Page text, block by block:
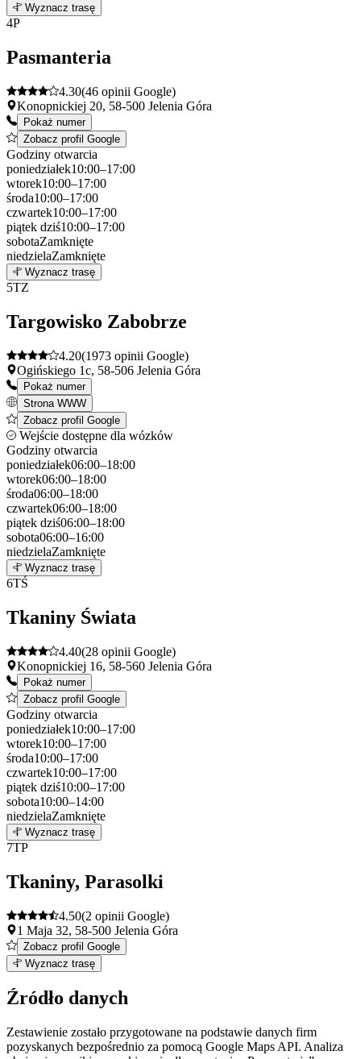
+
Wyznacz trasę
4P
Pasmanteria
4.30(46 opinii Google)
Konopnickiej 20, 58-500 Jelenia Góra
Pokaż numer
Zobacz profil Google
Godziny otwarcia
poniedziałek10:00–17:00
wtorek10:00–17:00
środa10:00–17:00
czwartek10:00–17:00
piątek dziś10:00–17:00
sobotaZamknięte
niedzielaZamknięte
+
Wyznacz trasę
5TZ
Targowisko Zabobrze
4.20(1973 opinii Google)
Ogińskiego 1c, 58-506 Jelenia Góra
Pokaż numer
Strona WWW
Zobacz profil Google
Wejście dostępne dla wózków
Godziny otwarcia
poniedziałek06:00–18:00
wtorek06:00–18:00
środa06:00–18:00
czwartek06:00–18:00
piątek dziś06:00–18:00
sobota06:00–16:00
niedzielaZamknięte
+
−
Wyznacz trasę
6TŚ
Tkaniny Świata
4.40(28 opinii Google)
Konopnickiej 16, 58-560 Jelenia Góra
Pokaż numer
Zobacz profil Google
Godziny otwarcia
poniedziałek10:00–17:00
wtorek10:00–17:00
środa10:00–17:00
czwartek10:00–17:00
piątek dziś10:00–17:00
sobota10:00–14:00
niedzielaZamknięte
+
−
Wyznacz trasę
7TP
Tkaniny, Parasolki
4.50(2 opinii Google)
1 Maja 32, 58-500 Jelenia Góra
Zobacz profil Google
+
−
Wyznacz trasę
Źródło danych
Zestawienie zostało przygotowane na podstawie danych firm
pozyskanych bezpośrednio za pomocą Google Maps API. Analiza